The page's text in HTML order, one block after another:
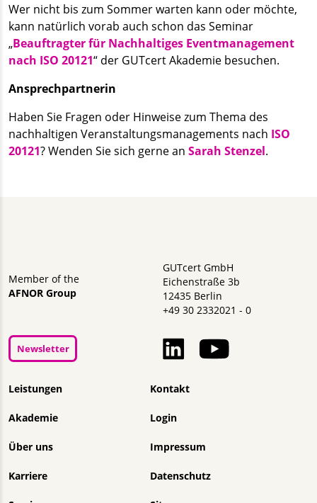
Wer nicht bis zum Sommer warten kann oder möchte,
kann natürlich vorab auch schon das Seminar
„Beauftragter für Nachhaltiges Eventmanagement
nach ISO 20121“ der GUTcert Akademie besuchen.
Ansprechpartnerin
Haben Sie Fragen oder Hinweise zum Thema des
nachhaltigen Veranstaltungsmanagements nach ISO
20121? Wenden Sie sich gerne an Sarah Stenzel.
Member of the
AFNOR Group
GUTcert GmbH
Eichenstraße 3b
12435 Berlin
+49 30 2332021 - 0
Navigation überspringen
Leistungen
Akademie
Über uns
Karriere
Kontakt
Login
Impressum
Datenschutz
Newsletter